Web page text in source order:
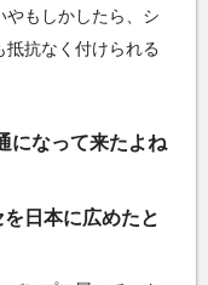
やもしかしたら、シ
抵抗なく付けられる
になって来たよね
日本に広めたと